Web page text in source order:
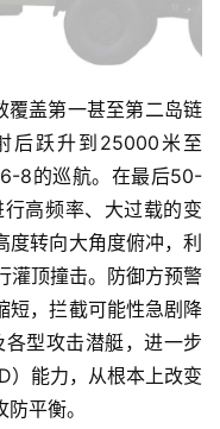
覆盖第一甚至第二岛链
后跃升到25000米至
8的巡航。在最后50-
高频率、大过载的变
转向大角度俯冲，利
灌顶撞击。防御方预警
短，拦截可能性急剧降
型攻击潜艇，进一步
）能力，从根本上改变
平衡。